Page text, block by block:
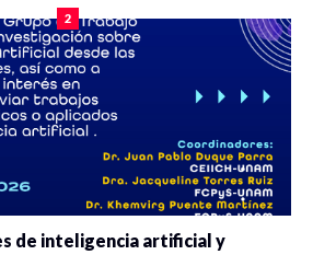
2
de inteligencia artificial y